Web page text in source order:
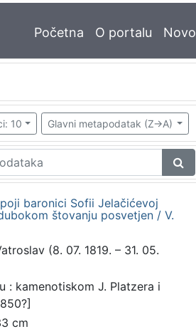
Početna O portalu Novo
10 Glavni metapodatak (Z->A)
baronici Sofii Jelačićevoj
štovanju posvetjen / V.
(8. 07. 1819. – 31. 05.
: kamenotiskom J. Platzera i
cm